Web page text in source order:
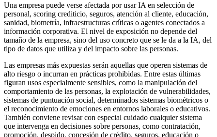
Una empresa puede verse afectada por usar IA en selección de
personal, scoring crediticio, seguros, atención al cliente, educación,
sanidad, biometría, infraestructuras críticas o agentes conectados a
información corporativa. El nivel de exposición no depende del
tamaño de la empresa, sino del uso concreto que se le da a la IA, del
tipo de datos que utiliza y del impacto sobre las personas.
Las empresas más expuestas serán aquellas que operen sistemas de
alto riesgo o incurran en prácticas prohibidas. Entre estas últimas
figuran usos especialmente sensibles, como la manipulación del
comportamiento de las personas, la explotación de vulnerabilidades,
sistemas de puntuación social, determinados sistemas biométricos o
el reconocimiento de emociones en entornos laborales o educativos.
También conviene revisar con especial cuidado cualquier sistema
que intervenga en decisiones sobre personas, como contratación,
promoción, despido, concesión de crédito, seguros, educación o